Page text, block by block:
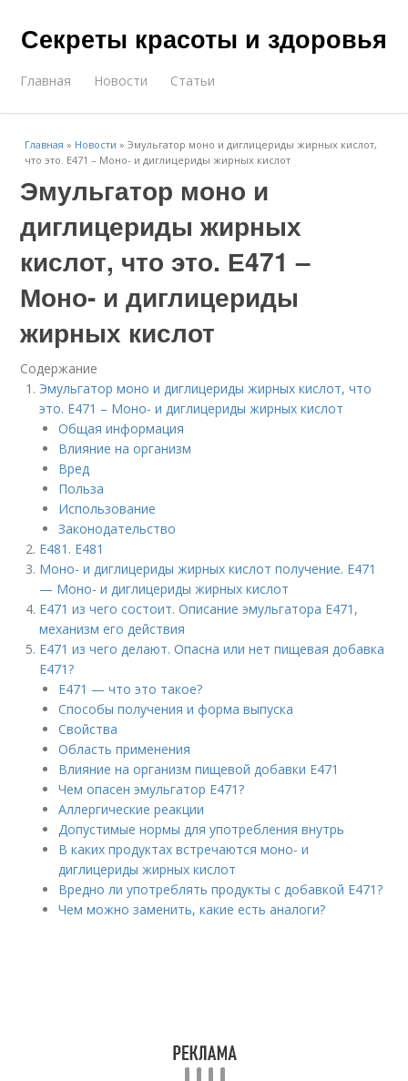
Секреты красоты и здоровья
Главная Новости Статьи
Главная » Новости »Эмульгатор моно и диглицериды жирных кислот,
что это. Е471 – Моно- и диглицериды жирных кислот
Эмульгатор моно и
диглицериды жирных
кислот, что это. Е471 –
Моно- и диглицериды
жирных кислот
Содержание
Эмульгатор моно и диглицериды жирных кислот, что
это. Е471 – Моно- и диглицериды жирных кислот
Общая информация
Влияние на организм
Вред
Польза
Использование
Законодательство
E481. Е481
Моно- и диглицериды жирных кислот получение. E471
— Моно- и диглицериды жирных кислот
Е471 из чего состоит. Описание эмульгатора Е471,
механизм его действия
Е471 из чего делают. Опасна или нет пищевая добавка
Е471?
Е471 — что это такое?
Способы получения и форма выпуска
Свойства
Область применения
Влияние на организм пищевой добавки Е471
Чем опасен эмульгатор Е471?
Аллергические реакции
Допустимые нормы для употребления внутрь
В каких продуктах встречаются моно- и
диглицериды жирных кислот
Вредно ли употреблять продукты с добавкой Е471?
Чем можно заменить, какие есть аналоги?